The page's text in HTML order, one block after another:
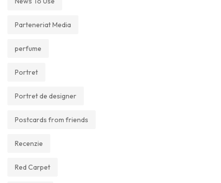
Parteneriat Media
perfume
Portret
Portret de designer
Postcards from friends
Recenzie
Red Carpet